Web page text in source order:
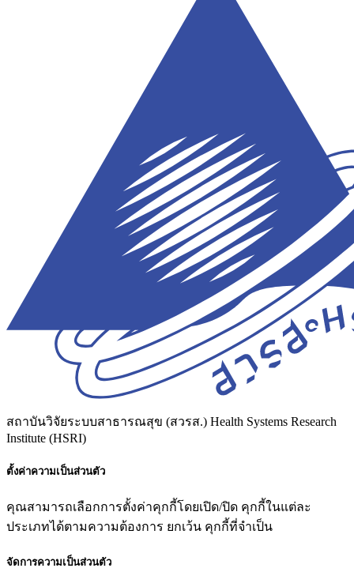
สถาบันวิจัยระบบสาธารณสุข (สวรส.) Health Systems Research
Institute (HSRI)
ตั้งค่าความเป็นส่วนตัว
คุณสามารถเลือกการตั้งค่าคุกกี้โดยเปิด/ปิด คุกกี้ในแต่ละ
ประเภทได้ตามความต้องการ ยกเว้น คุกกี้ที่จำเป็น
จัดการความเป็นส่วนตัว